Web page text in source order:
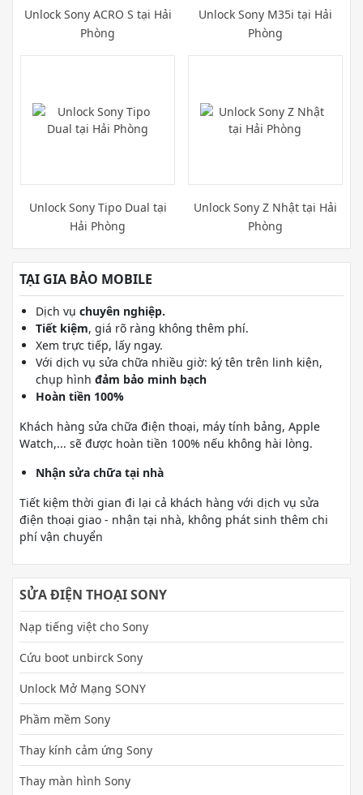
Unlock Sony ACRO S tại Hải
Phòng
Unlock Sony M35i tại Hải
Phòng
Unlock Sony Tipo Dual tại
Hải Phòng
Unlock Sony Z Nhật tại Hải
Phòng
TẠI GIA BẢO MOBILE
Dịch vụ chuyên nghiệp.
Tiết kiệm, giá rõ ràng không thêm phí.
Xem trực tiếp, lấy ngay.
Với dịch vụ sửa chữa nhiều giờ: ký tên trên linh kiện,
chụp hình đảm bảo minh bạch
Hoàn tiền 100%
Khách hàng sửa chữa điện thoại, máy tính bảng, Apple
Watch,... sẽ được hoàn tiền 100% nếu không hài lòng.
Nhận sửa chữa tại nhà
Tiết kiệm thời gian đi lại cả khách hàng với dịch vụ sửa
điện thoại giao - nhận tại nhà, không phát sinh thêm chi
phí vận chuyển
SỬA ĐIỆN THOẠI SONY
Nạp tiếng việt cho Sony
Cứu boot unbirck Sony
Unlock Mở Mạng SONY
Phầm mềm Sony
Thay kính cảm ứng Sony
Thay màn hình Sony